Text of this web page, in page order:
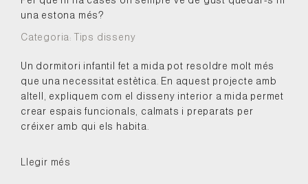
una estona més?
Categoria: Tips disseny
Un dormitori infantil fet a mida pot resoldre molt més
que una necessitat estètica. En aquest projecte amb
altell, expliquem com el disseny interior a mida permet
crear espais funcionals, calmats i preparats per
créixer amb qui els habita.
Llegir més